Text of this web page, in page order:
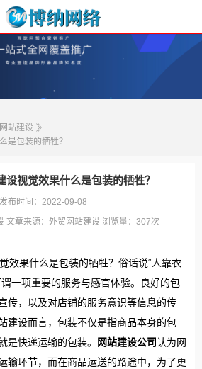
站建设
是包装的牺牲？
设视觉效果什么是包装的牺牲？
发布时间：2022-09-08
文章来源： 外贸网站建设浏览量： 307次
效果什么是包装的牺牲？俗话说“人靠衣
一项重要的服务与感官体验。良好的包
传，以及对店铺的服务意识等信息的传
建设而言，包装不仅是指商品本身的包
是快递运输的包装。
网站建设公司认为网
输环节，而在商品运送的路途中，为了更